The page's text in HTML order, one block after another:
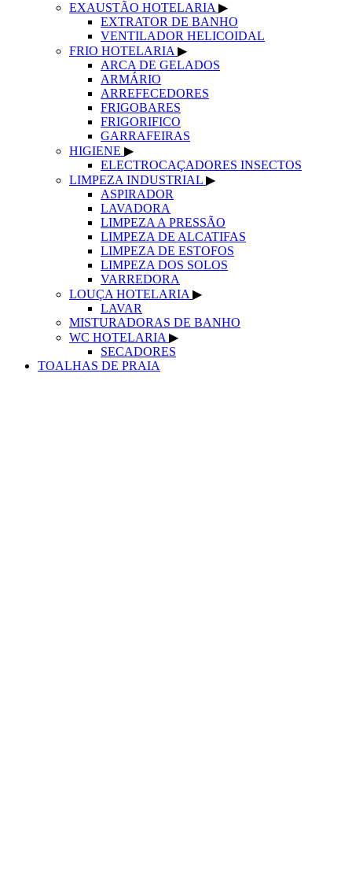
EXAUSTÃO HOTELARIA ▶
EXTRATOR DE BANHO
VENTILADOR HELICOIDAL
FRIO HOTELARIA ▶
ARCA DE GELADOS
ARMÁRIO
ARREFECEDORES
FRIGOBARES
FRIGORIFICO
GARRAFEIRAS
HIGIENE ▶
ELECTROCAÇADORES INSECTOS
LIMPEZA INDUSTRIAL ▶
ASPIRADOR
LAVADORA
LIMPEZA A PRESSÃO
LIMPEZA DE ALCATIFAS
LIMPEZA DE ESTOFOS
LIMPEZA DOS SOLOS
VARREDORA
LOUÇA HOTELARIA ▶
LAVAR
MISTURADORAS DE BANHO
WC HOTELARIA ▶
SECADORES
TOALHAS DE PRAIA